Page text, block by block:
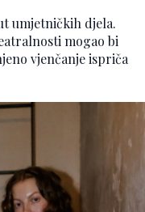
umjetničkih djela.
mogao bi
vjenčanje ispriča